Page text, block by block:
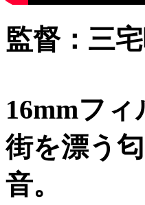
監督：三
16mmフ
街を漂う
音。